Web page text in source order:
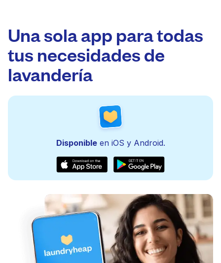
Una sola app para todas
tus necesidades de
lavandería
Disponibleen iOS y Android.